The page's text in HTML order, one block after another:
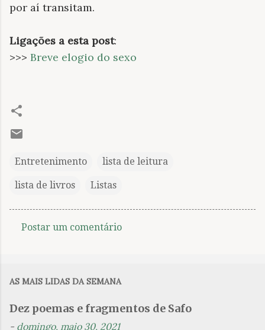
por aí transitam.
Ligações a esta post:
>>> Breve elogio do sexo
Entretenimento lista de leitura
lista de livros Listas
n
t
Postar um comentário
AS MAIS LIDAS DA SEMANA
Dez poemas e fragmentos de Safo
- domingo, maio 30, 2021